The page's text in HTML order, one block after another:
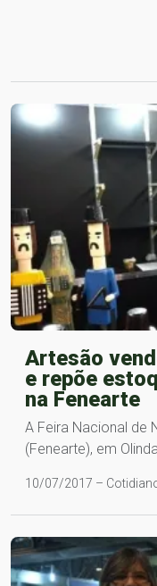
Artesão
e repõe
na Fenearte
A Feira Nacional de
(Fenearte), em
10/07/2017 –